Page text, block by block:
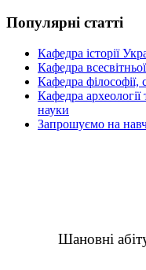
Популярні статті
Кафедра історії
Кафедра
Кафедра філософії,
Кафедра археології
науки
Запрошуємо на
Шановні